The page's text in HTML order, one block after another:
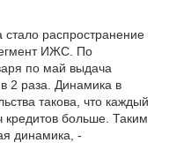
распространение
ИЖС. По
по май выдача
2 раза. Динамика в
такова, что каждый
кредитов больше. Таким
динамика, -